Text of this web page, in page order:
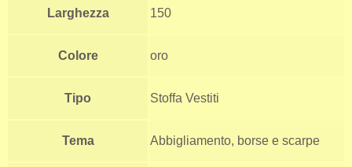
Larghezza 150
Colore oro
Tipo Stoffa Vestiti
Tema Abbigliamento, borse e scarpe